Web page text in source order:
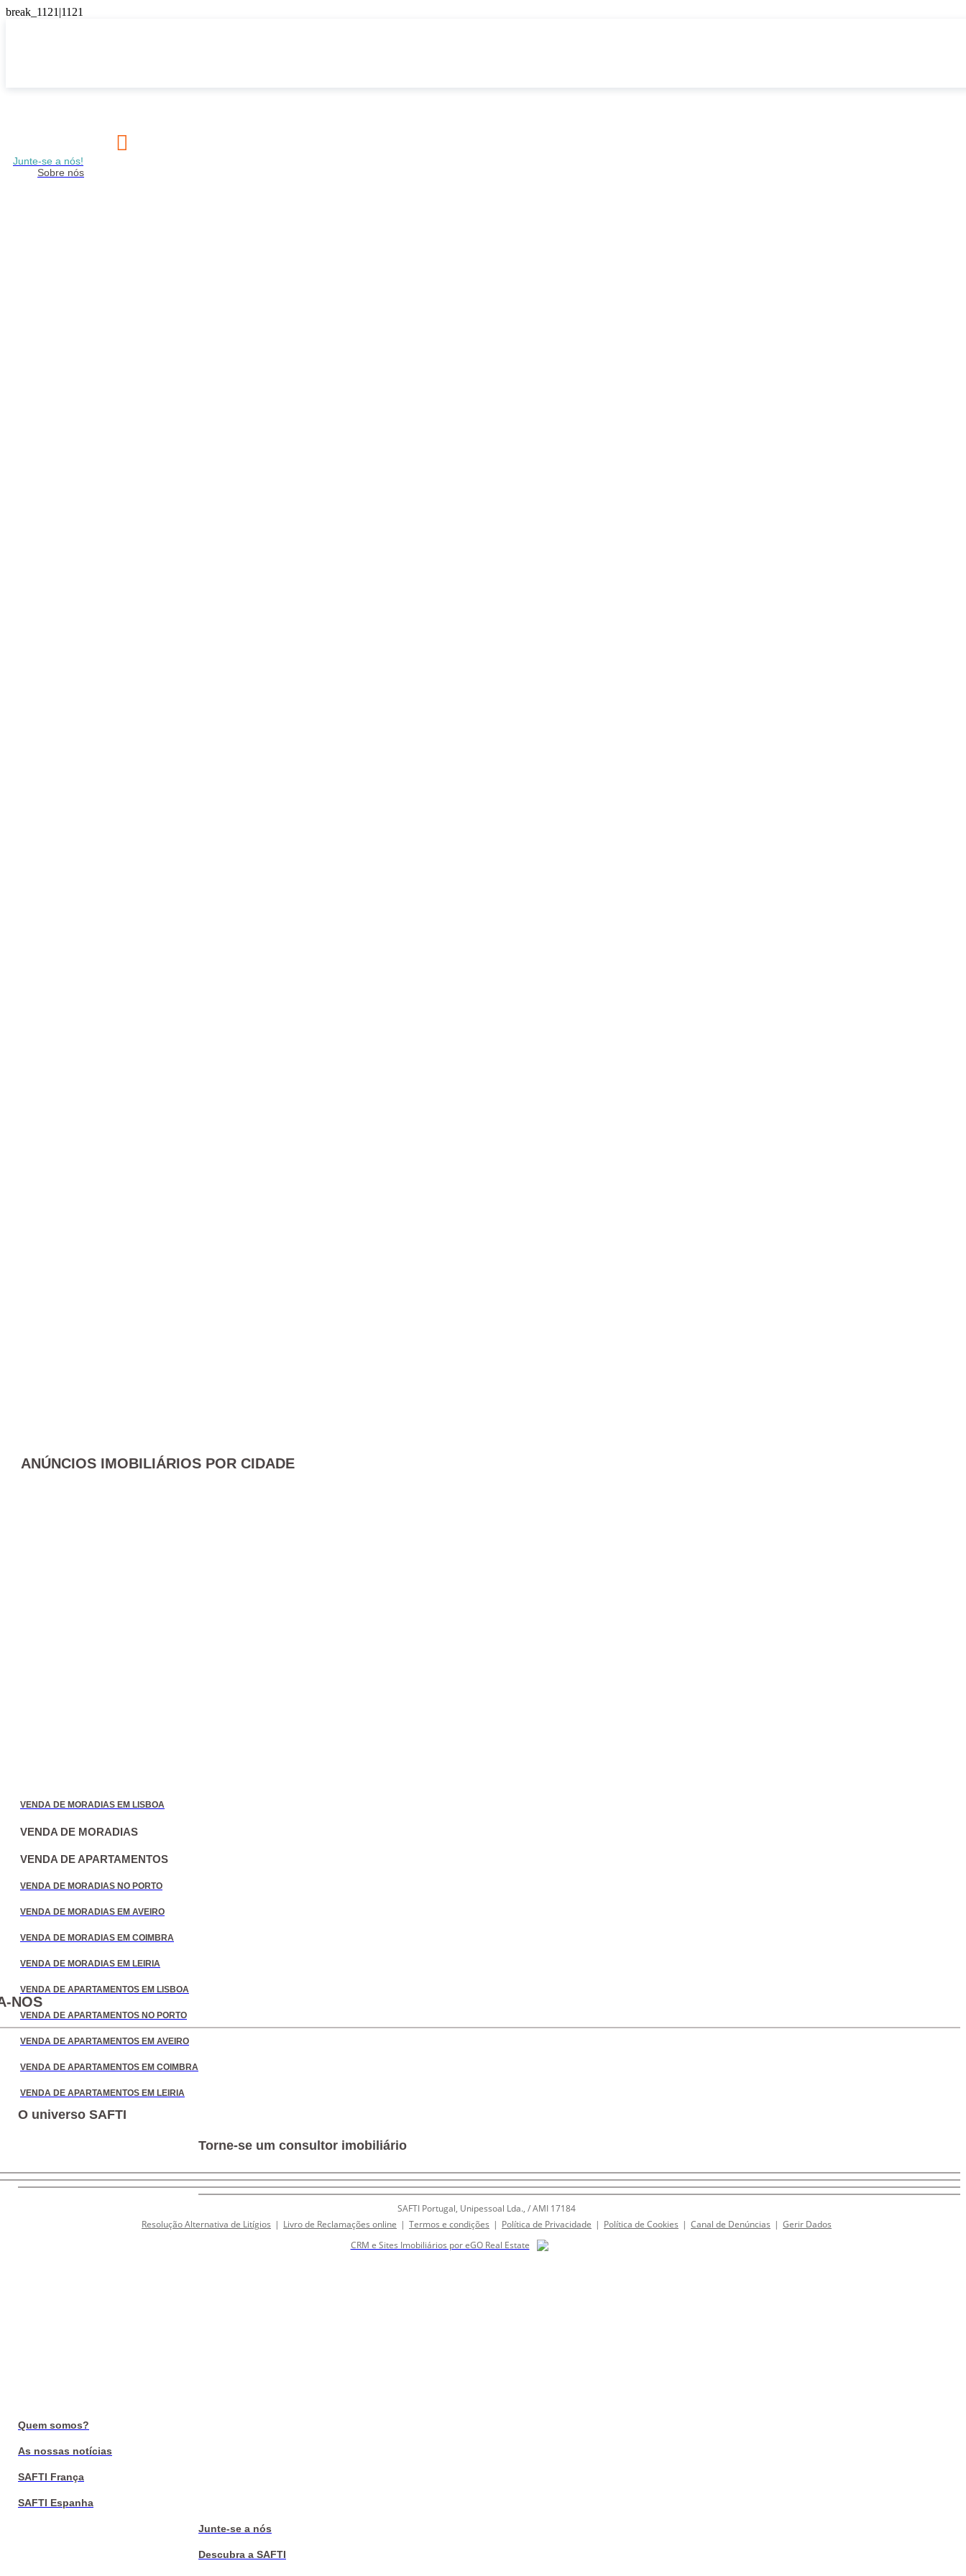

Junte-se a nós!
Sobre nós
ANÚNCIOS IMOBILIÁRIOS POR CIDADE
VENDA DE MORADIAS EM LISBOA
VENDA DE MORADIAS
VENDA DE APARTAMENTOS
VENDA DE MORADIAS NO PORTO
VENDA DE MORADIAS EM AVEIRO
VENDA DE MORADIAS EM COIMBRA
VENDA DE MORADIAS EM LEIRIA
VENDA DE APARTAMENTOS EM LISBOA
VENDA DE APARTAMENTOS NO PORTO
VENDA DE APARTAMENTOS EM AVEIRO
VENDA DE APARTAMENTOS EM COIMBRA
VENDA DE APARTAMENTOS EM LEIRIA
NOS
O universo SAFTI
Torne-se um consultor imobiliário
Quem somos?
As nossas notícias
SAFTI França
SAFTI Espanha
Junte-se a nós
Descubra a SAFTI
SAFTI Portugal, Unipessoal Lda., / AMI 17184
Resolução Alternativa de Litígios | Livro de Reclamações online | Termos e condições | Política de Privacidade | Política de Cookies | Canal de Denúncias | Gerir Dados
CRM e Sites Imobiliários por eGO Real Estate